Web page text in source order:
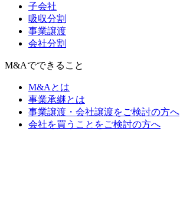
子会社
吸収分割
事業譲渡
会社分割
M&Aでできること
M&Aとは
事業承継とは
事業譲渡・会社譲渡をご検討の方へ
会社を買うことをご検討の方へ